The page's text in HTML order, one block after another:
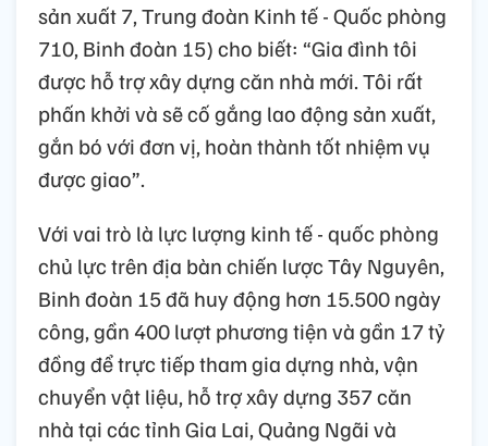
sản xuất 7, Trung đoàn Kinh tế - Quốc phòng
710, Binh đoàn 15) cho biết: “Gia đình tôi
được hỗ trợ xây dựng căn nhà mới. Tôi rất
phấn khởi và sẽ cố gắng lao động sản xuất,
gắn bó với đơn vị, hoàn thành tốt nhiệm vụ
được giao”.
Với vai trò là lực lượng kinh tế - quốc phòng
chủ lực trên địa bàn chiến lược Tây Nguyên,
Binh đoàn 15 đã huy động hơn 15.500 ngày
công, gần 400 lượt phương tiện và gần 17 tỷ
đồng để trực tiếp tham gia dựng nhà, vận
chuyển vật liệu, hỗ trợ xây dựng 357 căn
nhà tại các tỉnh Gia Lai, Quảng Ngãi và